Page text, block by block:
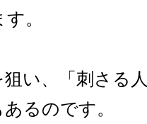
。
い、「刺さる
るのです。